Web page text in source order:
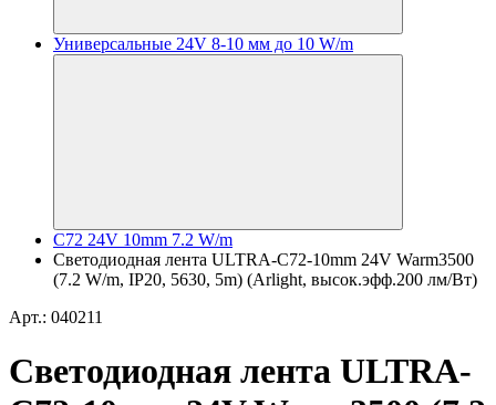
Универсальные 24V 8-10 мм до 10 W/m
C72 24V 10mm 7.2 W/m
Светодиодная лента ULTRA-C72-10mm 24V Warm3500
(7.2 W/m, IP20, 5630, 5m) (Arlight, высок.эфф.200 лм/Вт)
Арт.: 040211
Светодиодная лента ULTRA-